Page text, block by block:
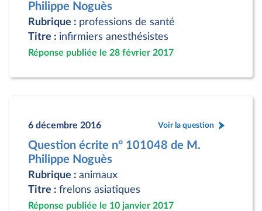
Philippe Noguès
Rubrique : professions de santé
Titre : infirmiers anesthésistes
Réponse publiée le 28 février 2017
6 décembre 2016 Voir la question
Question écrite n° 101048 de M.
Philippe Noguès
Rubrique : animaux
Titre : frelons asiatiques
Réponse publiée le 10 janvier 2017